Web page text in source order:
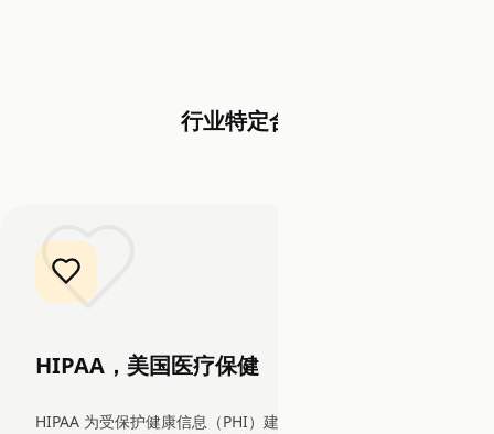
行业特定合规
HIPAA，美国医疗保健
HIPAA 为受保护健康信息（PHI）建立保障措施。EDDI 为符合